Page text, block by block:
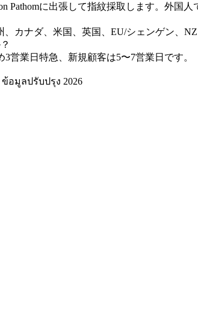
Pathomに出張して指紋採取します。外国
カナダ、米国、英国、EU/シェンゲン、
営業日特急、新規顧客は5〜7営業日です。
ข้อมูลปรับปรุง 2026